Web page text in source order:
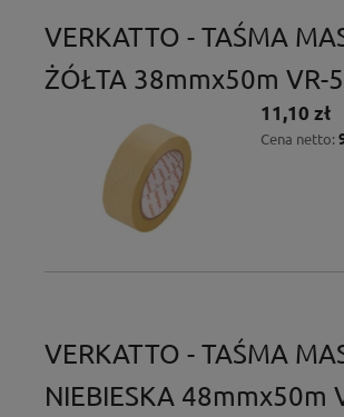
VERKATTO - TAŚMA
ŻÓŁTA 38mmx50m VR-
11,10 zł
Cena netto:
VERKATTO - TAŚMA
NIEBIESKA 48mmx50m